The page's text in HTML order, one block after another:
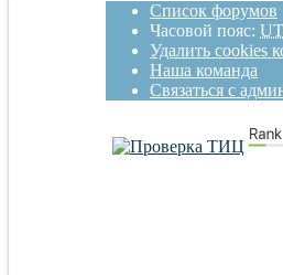
Список форумов
Часовой пояс:
Удалить cookies
Наша команда
Связаться с